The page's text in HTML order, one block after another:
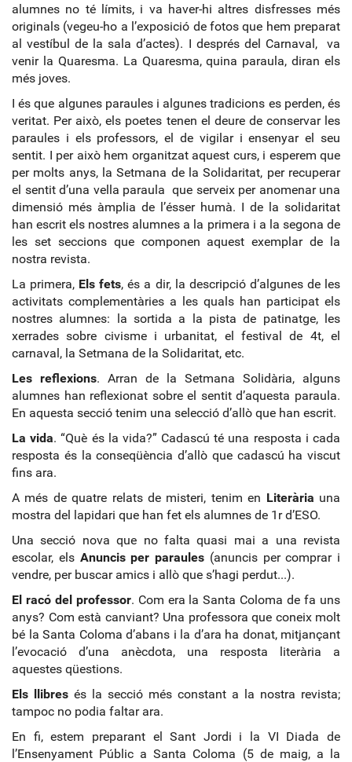
alumnes no té límits, i va haver-hi altres disfresses més
originals (vegeu-ho a l’exposició de fotos que hem preparat
al vestíbul de la sala d’actes). I després del Carnaval, va
venir la Quaresma. La Quaresma, quina paraula, diran els
més joves.
I és que algunes paraules i algunes tradicions es perden, és
veritat. Per això, els poetes tenen el deure de conservar les
paraules i els professors, el de vigilar i ensenyar el seu
sentit. I per això hem organitzat aquest curs, i esperem que
per molts anys, la Setmana de la Solidaritat, per recuperar
el sentit d’una vella paraula que serveix per anomenar una
dimensió més àmplia de l’ésser humà. I de la solidaritat
han escrit els nostres alumnes a la primera i a la segona de
les set seccions que componen aquest exemplar de la
nostra revista.
La primera, Els fets, és a dir, la descripció d’algunes de les
activitats complementàries a les quals han participat els
nostres alumnes: la sortida a la pista de patinatge, les
xerrades sobre civisme i urbanitat, el festival de 4t, el
carnaval, la Setmana de la Solidaritat, etc.
Les reflexions. Arran de la Setmana Solidària, alguns
alumnes han reflexionat sobre el sentit d’aquesta paraula.
En aquesta secció tenim una selecció d’allò que han escrit.
La vida. “Què és la vida?” Cadascú té una resposta i cada
resposta és la conseqüència d’allò que cadascú ha viscut
fins ara.
A més de quatre relats de misteri, tenim en Literària una
mostra del lapidari que han fet els alumnes de 1r d’ESO.
Una secció nova que no falta quasi mai a una revista
escolar, els Anuncis per paraules (anuncis per comprar i
vendre, per buscar amics i allò que s’hagi perdut...).
El racó del professor. Com era la Santa Coloma de fa uns
anys? Com està canviant? Una professora que coneix molt
bé la Santa Coloma d’abans i la d’ara ha donat, mitjançant
l’evocació d’una anècdota, una resposta literària a
aquestes qüestions.
Els llibres és la secció més constant a la nostra revista;
tampoc no podia faltar ara.
En fi, estem preparant el Sant Jordi i la VI Diada de
l’Ensenyament Públic a Santa Coloma (5 de maig, a la